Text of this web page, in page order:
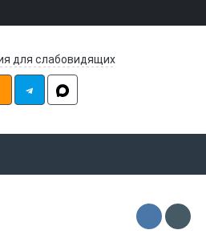
для слабовидящих